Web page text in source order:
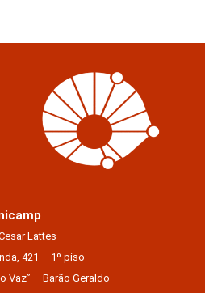
Lattes
421 – 1º piso
Vaz” – Barão Geraldo